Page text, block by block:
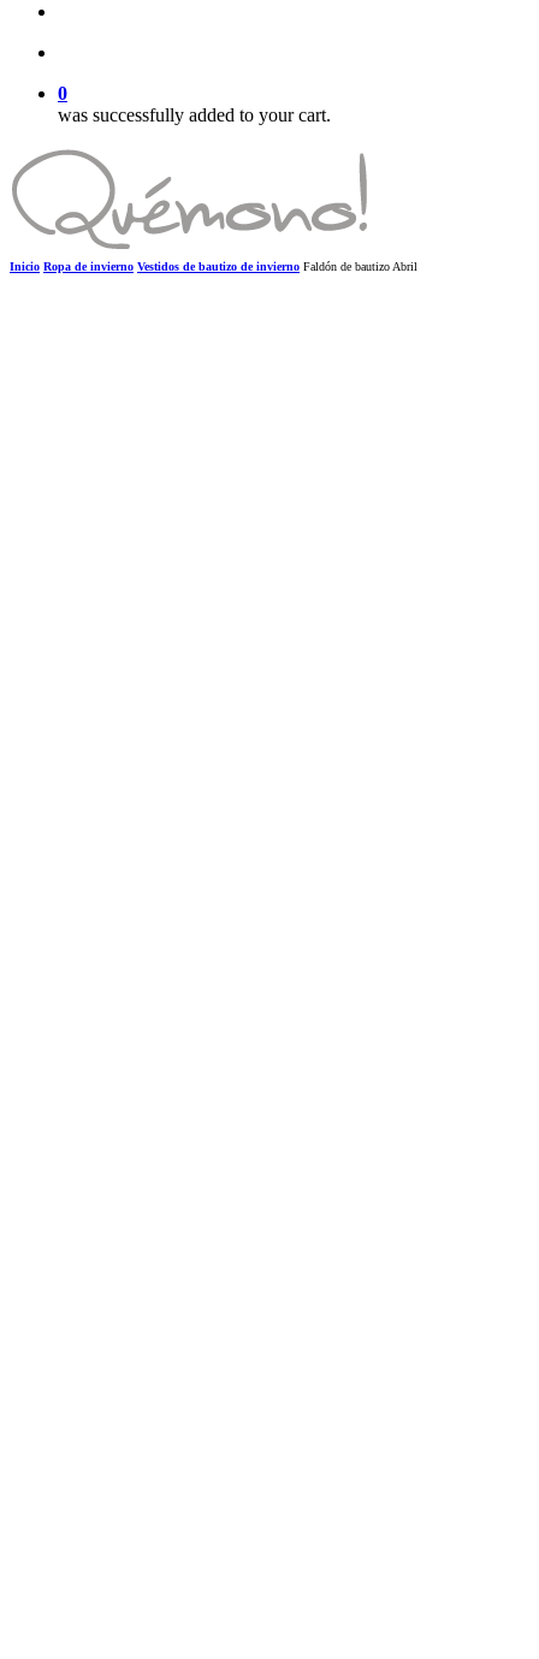
0
was successfully added to your cart.
Inicio Ropa de invierno Vestidos de bautizo de invierno Faldón de bautizo Abril